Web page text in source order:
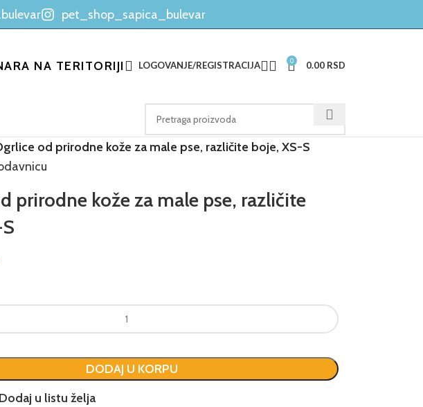
pet_shop_sapica_bulevar
NA TERITORIJI
LOGOVANJE/REGISTRACIJA 0 0.00 RSD
od prirodne kože za male pse, različite boje, XS-S
prirodne kože za male pse, različite
DODAJ U KORPU
Dodaj u listu želja